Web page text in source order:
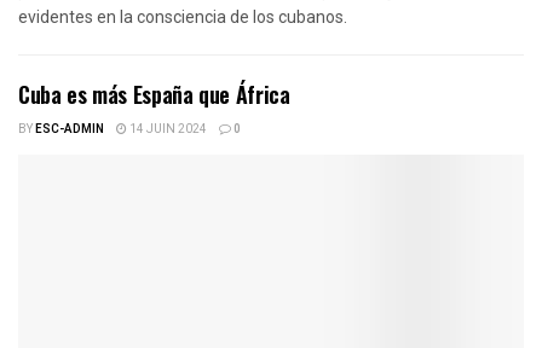
evidentes en la consciencia de los cubanos.
Cuba es más España que África
BYESC-ADMIN 14 JUIN 2024 0